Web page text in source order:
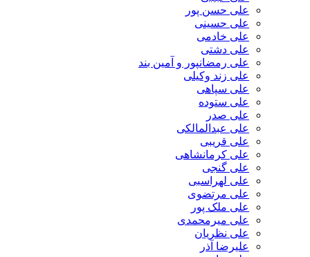
علی حسن پور
علی حسینی
علی خادمی
علی دشتی
علی رمضانپور و آمین بند
علی زند وکیلی
علی سپاهی
علی ستوده
علی صدر
علی عبدالمالکی
علی قریبی
علی کرمانشاهی
علی گنجی
علی لهراسبی
علی مرتضوی
علی ملک پور
علی میرمحمدی
علی نظریان
علیرضا آذر